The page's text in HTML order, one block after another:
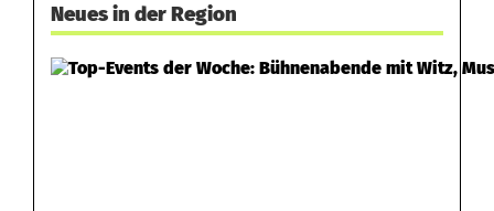
Neues in der Region